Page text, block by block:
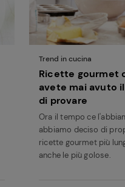
Trend in cucina
Ricette gourmet
avete mai avuto
di provare
Ora il tempo ce
abbiamo deciso di
ricette gourmet più
anche le più golose.